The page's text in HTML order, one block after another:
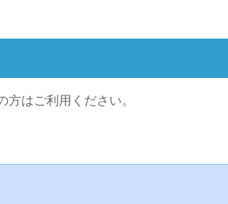
はご利用ください。